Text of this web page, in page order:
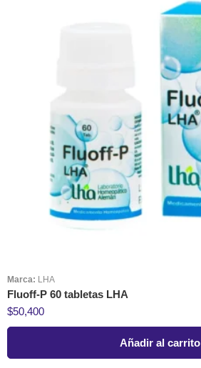
Marca: LHA
Fluoff-P 60 tabletas LHA
$50,400
Añadir al carrito